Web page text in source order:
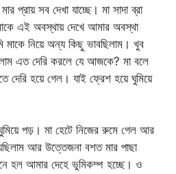
প্রায় সব দেখা যাচ্ছে। মা সাদা ব্রা
এই অবস্থায় দেখে আমার অবস্থা
মাকে নিয়ে অন্য কিছু ভাবছিলাম। খুব
এত দেরি করলে যে আজকে? মা বলে
দেরি হয়ে গেল। যাই ফ্রেশ হয়ে ঘুমিয়ে
পড়। মা হেটে নিজের রুমে গেল আর
আর উত্তেজনা বশত মার পাছা
হল আমার দেহে ভুমিকম্প হচ্ছে। ও